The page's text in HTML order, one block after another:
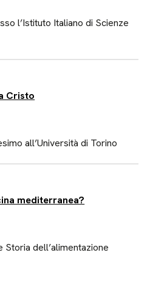
l’Istituto Italiano di Scienze
Cristo
all’Università di Torino
mediterranea?
dell’alimentazione